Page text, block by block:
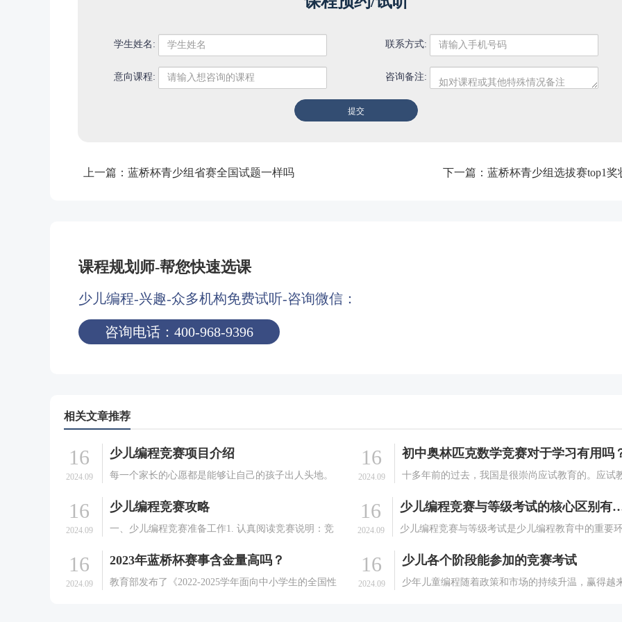
学生姓名: 联系方式:
意向课程: 咨询备注:
上一篇：蓝桥杯青少组省赛全国试题一样吗 下一篇： 蓝桥杯青少组选拔赛top1奖
课程规划师-帮您快速选课
少儿编程-兴趣-众多机构免费试听-咨询微信：
咨询电话：400-968-9396
相关文章推荐
16
2024.09
少儿编程竞赛项目介绍
每一个家长的心愿都是能够让自己的孩子出人头地。
能，很多家长在培养孩子的兴趣的时候，可谓是什么
的比赛，很多家长对.
16
2024.09
初中奥林匹克数学竞赛对于学习有用吗
十多年前的过去，我国是很崇尚应试教育的。应试
很明显：太程式化，容易局限一个人的思维。而优
的，也常常会超出我.
16
2024.09
少儿编程竞赛攻略
一、少儿编程竞赛准备工作1. 认真阅读竞赛说明：竞
等，要认真阅读，以免耽误竞赛。2. 熟悉编程语言：
16
2024.09
少儿编程竞赛与等级考试的核心区
少儿编程竞赛与等级考试是少儿编程教育中的重要
到更多的提升。首先，少儿编程竞赛可以让少儿在
习编程的过程中有.
16
2024.09
2023年蓝桥杯赛事含金量高吗？
教育部发布了《2022-2025学年面向中小学生的全国性
16
2024.09
少儿各个阶段能参加的竞赛考试
少年儿童编程随着政策和市场的持续升温，赢得越